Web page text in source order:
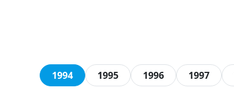
1994 1995 1996 1997